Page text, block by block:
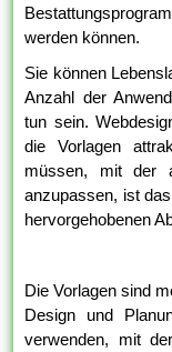
werden können.
Sie können
Anzahl der
tun sein.
die Vorlagen
müssen, mit der
anzupassen, ist
hervorgehobenen
Die Vorlagen sind
Design und
verwenden, mit